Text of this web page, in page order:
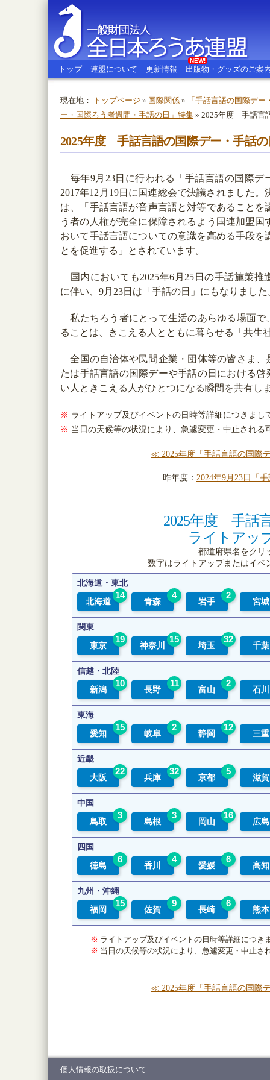
全日本ろうあ連盟
トップ 連盟について 更新情報 出版物・グッズのご案
NEW!
現在地： トップページ » 国際関係 »
「手話言語の国際デ
ー・国際ろう者週間・手話の日」特集 » 2025年度 手話言
2025年度 手話言語の国際デー・手話
毎年9月23日に行われる「手話言語の国際デ
2017年12月19日に国連総会で決議されました。
は、「手話言語が音声言語と対等であることを
う者の人権が完全に保障されるよう国連加盟国
おいて手話言語についての意識を高める手段を
とを促進する」とされています。
国内においても2025年6月25日の手話施策推
に伴い、9月23日は「手話の日」にもなりました
私たちろう者にとって生活のあらゆる場面で
ることは、きこえる人とともに暮らせる「共生
全国の自治体や民間企業・団体等の皆さま、
たは手話言語の国際デーや手話の日における
い人ときこえる人がひとつになる瞬間を共有し
※ ライトアップ及びイベントの日時等詳細につきま
※ 当日の天候等の状況により、急遽変更・中止され
≪ 2025年度「手話言語の国際
昨年度： 2024年9月23日「
2025年度 手話
ライトアッ
都道府県名をクリ
数字はライトアップまたはイベ
北海道・東北
北海道
14
青森
4
岩手
2
宮城
関東
東京
19
神奈川
15
埼玉
32
千葉
信越・北陸
新潟
10
長野
11
富山
2
石川
東海
愛知
15
岐阜
2
静岡
12
三重
近畿
大阪
22
兵庫
32
京都
5
滋賀
中国
鳥取
3
島根
3
岡山
16
広島
四国
徳島
6
香川
4
愛媛
6
高知
九州・沖縄
福岡
15
佐賀
9
長崎
6
熊本
※ ライトアップ及びイベントの日時等詳細につき
※ 当日の天候等の状況により、急遽変更・中止さ
≪ 2025年度「手話言語の国際
個人情報の取扱について